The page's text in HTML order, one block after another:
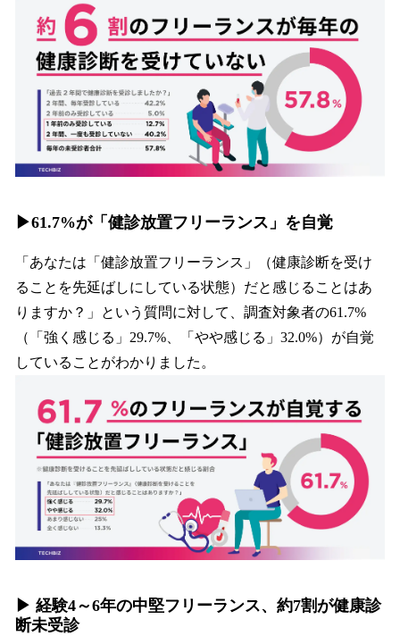
▶︎61.7%が「健診放置フリーランス」を自覚
「あなたは「健診放置フリーランス」（健康診断を受け
ることを先延ばしにしている状態）だと感じることはあ
りますか？」という質問に対して、調査対象者の61.7%
（「強く感じる」29.7%、「やや感じる」32.0%）が自覚
していることがわかりました。
▶︎ 経験4～6年の中堅フリーランス、約7割が健康診
断未受診